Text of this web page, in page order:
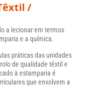
/
a lecionar em termos
e a química.
práticas das unidades
de qualidade têxtil e
à estamparia é
que envolvem a